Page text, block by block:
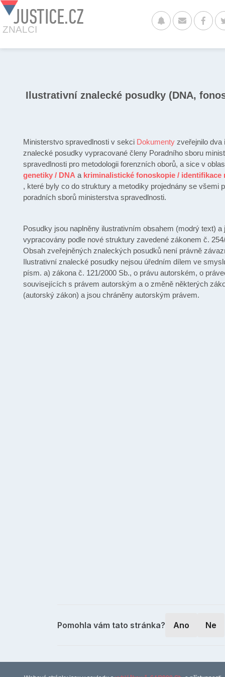
JUSTICE.CZ
ZNALCI
Ilustrativní znalecké posudky (DNA,
Ministerstvo spravedlnosti v sekci Dokumenty zveřejnilo dva
znalecké posudky vypracované členy Poradního sboru
spravedlnosti pro metodologii forenzních oborů, a sice v
genetiky / DNA a kriminalistické fonoskopie / identifikace
, které byly co do struktury a metodiky projednány se všemi
poradních sborů ministerstva spravedlnosti.
Posudky jsou naplněny ilustrativním obsahem (modrý text) a
vypracovány podle nové struktury zavedené zákonem č.
Obsah zveřejněných znaleckých posudků není právně
Ilustrativní znalecké posudky nejsou úředním dílem ve
písm. a) zákona č. 121/2000 Sb., o právu autorském, o
souvisejících s právem autorským a o změně některých
(autorský zákon) a jsou chráněny autorským právem.
Pomohla vám tato stránka? Ano Ne